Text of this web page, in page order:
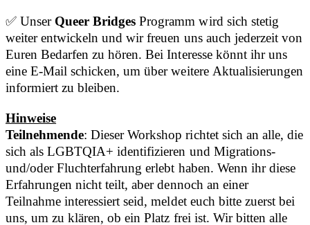
✅ Unser Queer Bridges Programm wird sich stetig
weiter entwickeln und wir freuen uns auch jederzeit von
Euren Bedarfen zu hören. Bei Interesse könnt ihr uns
eine E-Mail schicken, um über weitere Aktualisierungen
informiert zu bleiben.
Hinweise
Teilnehmende: Dieser Workshop richtet sich an alle, die
sich als LGBTQIA+ identifizieren und Migrations-
und/oder Fluchterfahrung erlebt haben. Wenn ihr diese
Erfahrungen nicht teilt, aber dennoch an einer
Teilnahme interessiert seid, meldet euch bitte zuerst bei
uns, um zu klären, ob ein Platz frei ist. Wir bitten alle